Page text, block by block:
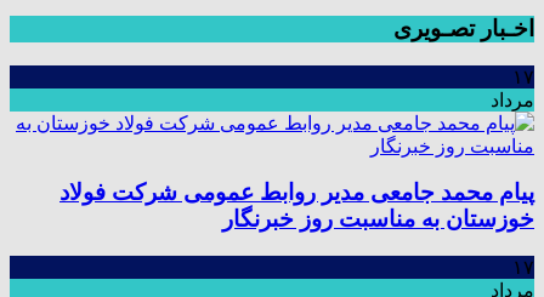
اخـبار تصـویری
۱۷
مرداد
پیام محمد جامعی مدیر روابط عمومی شرکت فولاد
خوزستان به مناسبت روز خبرنگار
۱۷
مرداد